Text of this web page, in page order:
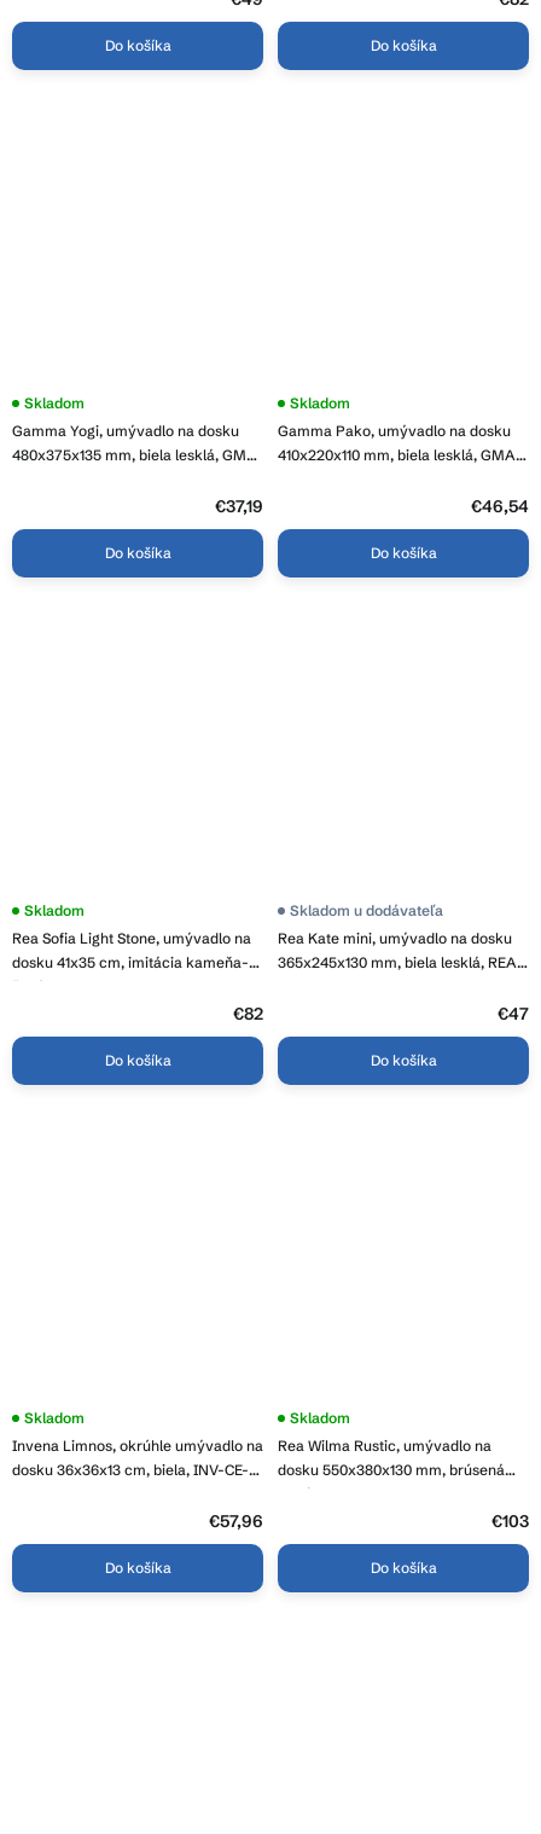
Do košíka Do košíka
Gamma Yogi, umývadlo na dosku
480x375x135 mm, biela lesklá, GMA-
Priemerné
produktu
je
Skladom
€37,19
Do košíka
Gamma Pako, umývadlo na dosku
410x220x110 mm, biela lesklá, GMA-
Skladom
€46,54
Do košíka
Rea Sofia Light Stone, umývadlo na
dosku 41x35 cm, imitácia kameňa-
šedá, REA-U0165
Skladom
€82
Do košíka
Rea Kate mini, umývadlo na dosku
365x245x130 mm, biela lesklá, REA-
Skladom u dodávateľa
€47
Do košíka
Invena Limnos, okrúhle umývadlo na
dosku 36x36x13 cm, biela, INV-CE-
Skladom
€57,96
Do košíka
Rea Wilma Rustic, umývadlo na
dosku 550x380x130 mm, brúsená
meď, REA-U3305
Skladom
€103
Do košíka